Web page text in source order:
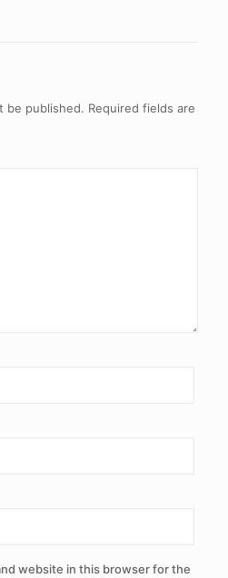
be published. Required fields are
website in this browser for the